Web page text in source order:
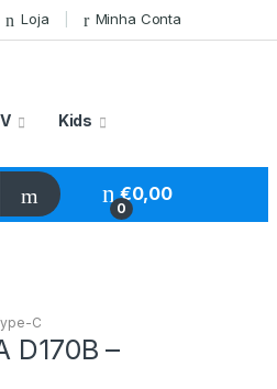
Loja Minha Conta
Kids
0
€0,00
C
D170B –